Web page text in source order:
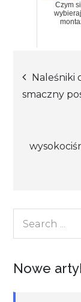
Czym
Naleśniki
smaczny
Nowe